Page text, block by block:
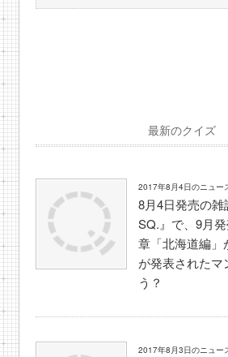
最新のクイズ
2017年8月4日のニュー
8月4日発売の
SQ.』で、9月
章「北海道編」
が発表されたマ
う？
2017年8月3日のニュー